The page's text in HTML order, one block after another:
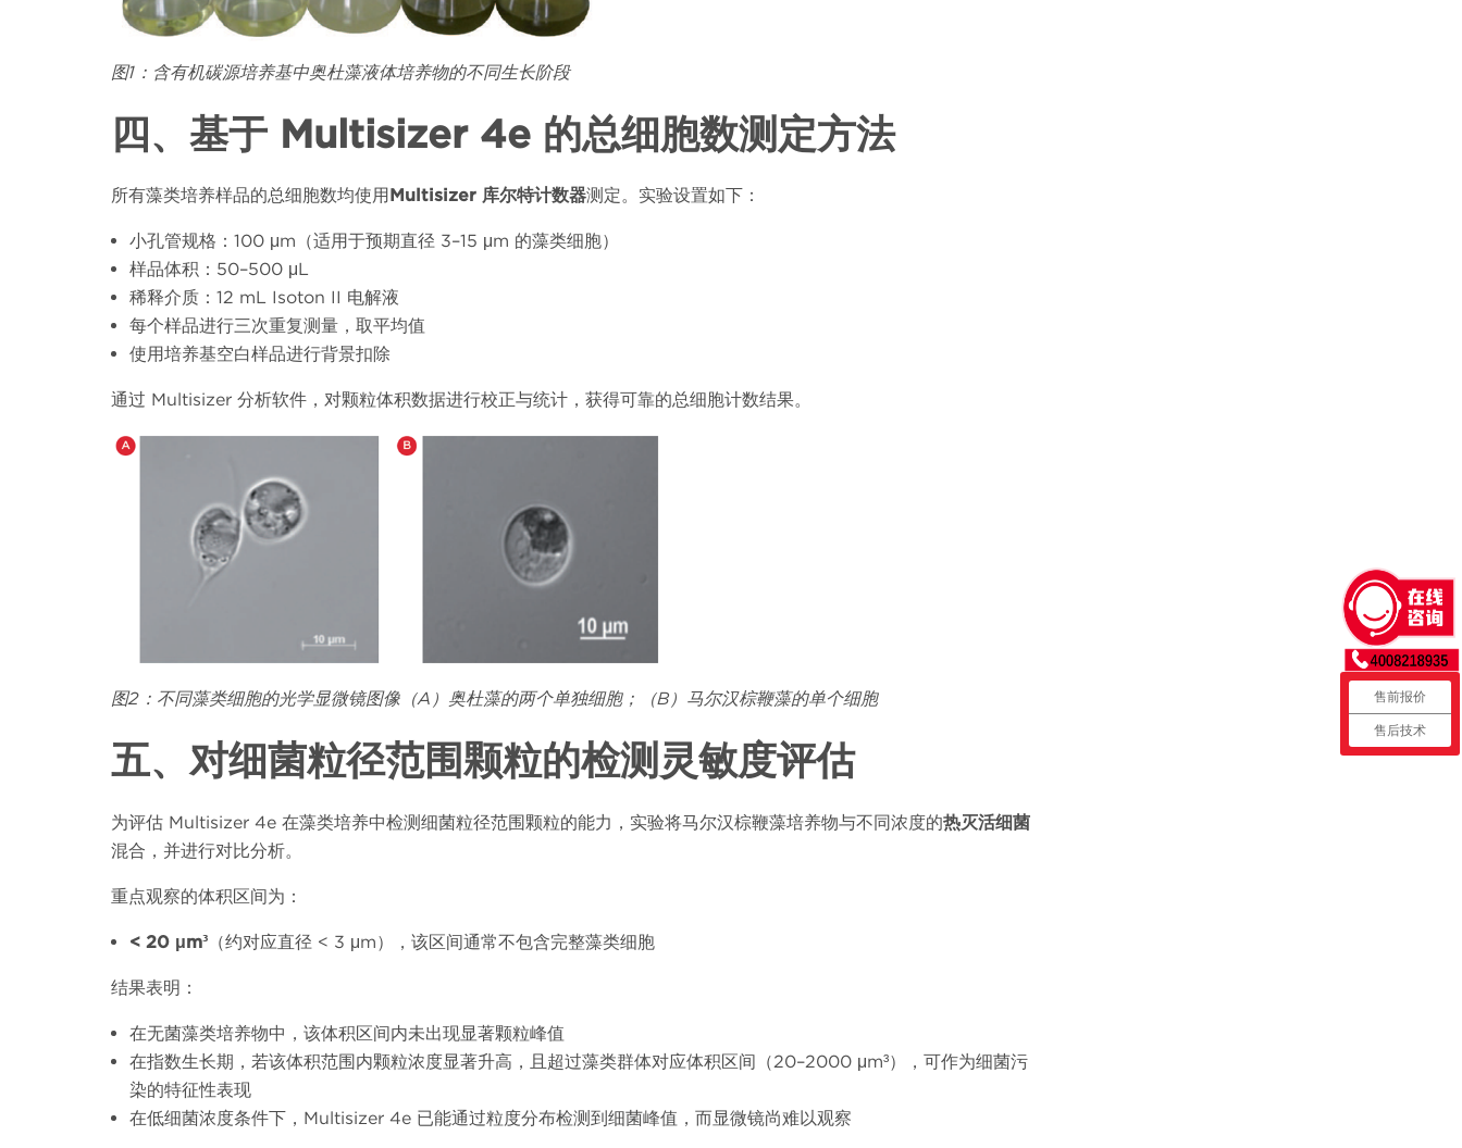
图1 ：含有机碳源培养基中奥杜藻液体培养物的不同生长阶段
四、基于 Multisizer 4e 的总细胞数测定方法
所有藻类培养样品的总细胞数均使用 Multisizer 库尔特计数器测定。实验设置如下：
小孔管规格： 100 μm （适用于预期直径 3–15 μm 的藻类细胞）
样品体积： 50–500 μL
稀释介质： 12 mL Isoton II 电解液
每个样品进行三次重复测量，取平均值
使用培养基空白样品进行背景扣除
通过 Multisizer 分析软件，对颗粒体积数据进行校正与统计，获得可靠的总细胞计数结果。
图2 ：不同藻类细胞的光学显微镜图像 （A ）奥杜藻的两个单独细胞；（B ）马尔汉棕鞭藻的单个细胞
五、对细菌粒径范围颗粒的检测灵敏度评估
为评估 Multisizer 4e 在藻类培养中检测细菌粒径范围颗粒的能力，实验将马尔汉棕鞭藻培养物与不同浓度的热灭活细菌
混合，并进行对比分析。
重点观察的体积区间为：
< 20 μm³ （约对应直径 < 3 μm），该区间通常不包含完整藻类细胞
结果表明：
在无菌藻类培养物中，该体积区间内未出现显著颗粒峰值
在指数生长期，若该体积范围内颗粒浓度显著升高，且超过藻类群体对应体积区间（20–2000 μm³），可作为细菌污
染的特征性表现
在低细菌浓度条件下， Multisizer 4e 已能通过粒度分布检测到细菌峰值，而显微镜尚难以观察
售前报价
售后技术